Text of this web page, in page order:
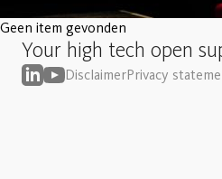
Geen item gevonden
Your high tech open
DisclaimerPrivacy